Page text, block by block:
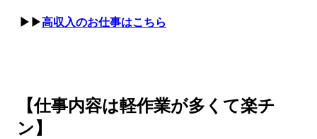
▶▶高収入のお仕事はこちら
【仕事内容は軽作業が多くて楽チ
ン】